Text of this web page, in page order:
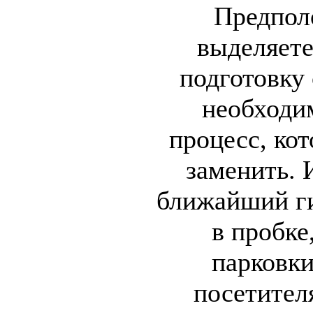
процесс,
заменить.
ближайший
в